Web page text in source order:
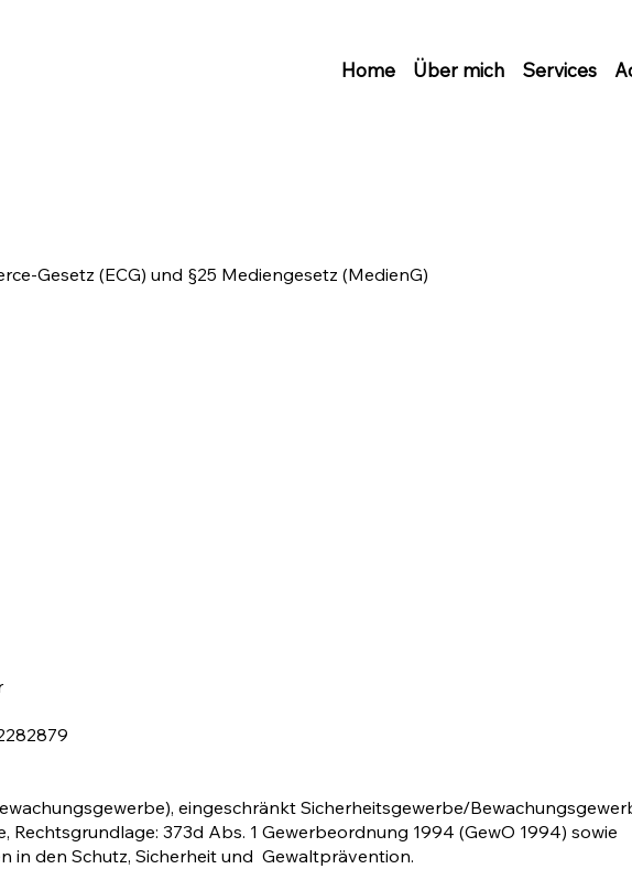
Home Über mich Services
Gesetz (ECG) und §25 Mediengesetz (MedienG)
eingeschränkt Sicherheitsgewerbe/
373d Abs. 1 Gewerbeordnung 1994 (GewO 1994) sowie
in den Schutz, Sicherheit und Gewaltprävention.